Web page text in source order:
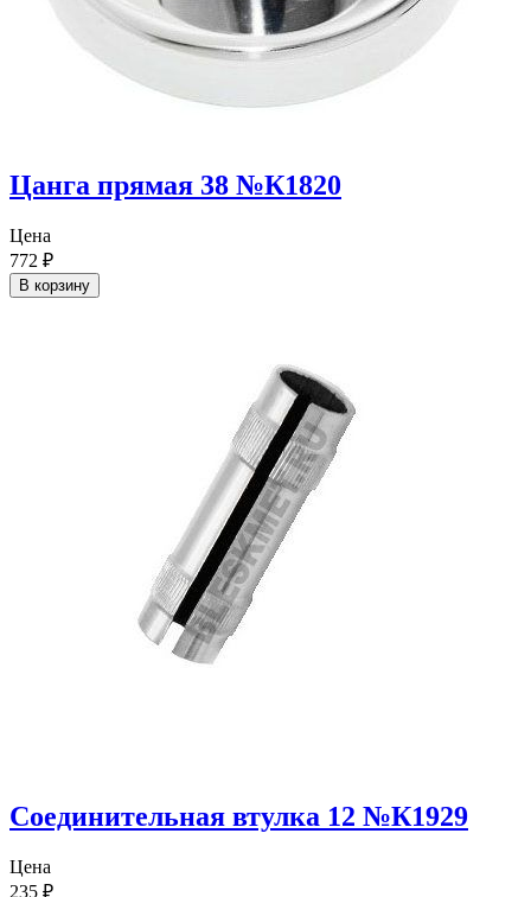
Цанга прямая 38 №К1820
Цена
772 ₽
В корзину
Соединительная втулка 12 №К1929
Цена
235 ₽